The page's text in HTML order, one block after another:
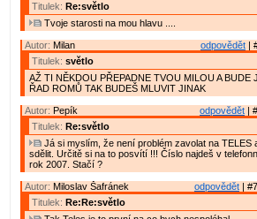
Titulek: Re:světlo
Tvoje starosti na mou hlavu ....
odpovědět |
Autor: Milan
Titulek: světlo
AŽ TI NĚKDOU PŘEPADNE TVOU MILOU A BUDE
ŘAD ROMŮ TAK BUDEŠ MLUVIT JINAK
odpovědět |
Autor: Pepík
Titulek: Re:světlo
Já si myslím, že není problém zavolat na TELES
sdělit. Určitě si na to posvítí !!! Číslo najdeš v
rok 2007. Stačí ?
odpovědět |
Autor: Miloslav Šafránek
Titulek: Re:Re:světlo